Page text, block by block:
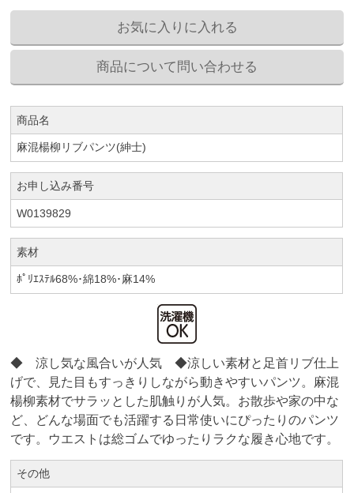
商品名
麻混楊柳リブパンツ(紳士)
お申し込み番号
W0139829
素材
ﾎﾟﾘｴｽﾃﾙ68%･綿18%･麻14%
◆ 涼し気な風合いが人気 ◆涼しい素材と足首リブ仕上
げで、見た目もすっきりしながら動きやすいパンツ。麻混
楊柳素材でサラッとした肌触りが人気。お散歩や家の中な
ど、どんな場面でも活躍する日常使いにぴったりのパンツ
です。ウエストは総ゴムでゆったりラクな履き心地です。
その他